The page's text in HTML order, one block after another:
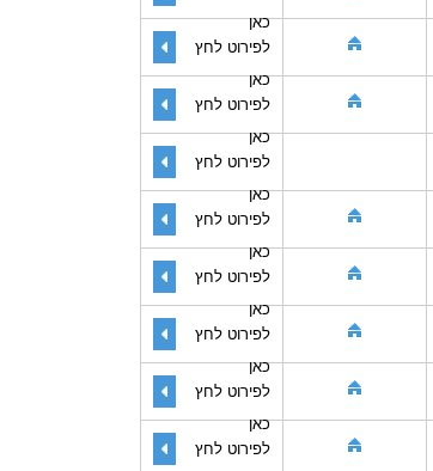
כאן
לפירוט לחץ
כאן
לפירוט לחץ
כאן
לפירוט לחץ
כאן
לפירוט לחץ
כאן
לפירוט לחץ
כאן
לפירוט לחץ
כאן
לפירוט לחץ
כאן
לפירוט לחץ